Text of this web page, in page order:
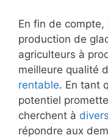
En fin de compte,
production de
agriculteurs à
meilleure qualité
rentable. En tant
potentiel
cherchent à
répondre aux